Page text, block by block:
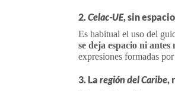
2.Celac-UE, sin
Es habitual el uso del
se deja espacio ni antes
expresiones formadas
3. La regióndel Caribe,